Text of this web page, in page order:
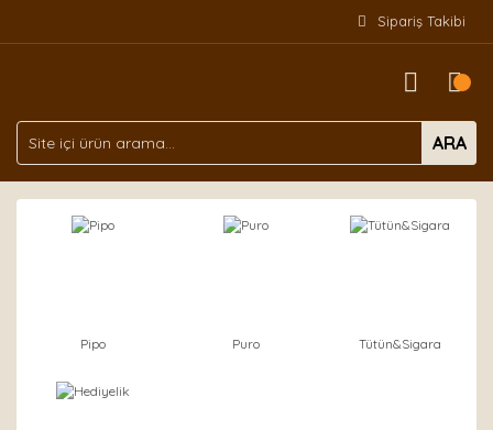
Sipariş Takibi
ARA
Pipo Puro Tütün&Sigara